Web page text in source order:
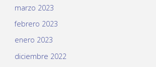
marzo 2023
febrero 2023
enero 2023
diciembre 2022